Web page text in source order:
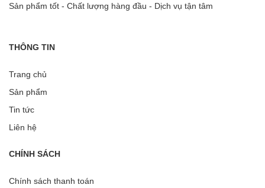
Sản phẩm tốt - Chất lượng hàng đầu - Dịch vụ tận tâm
THÔNG TIN
Trang chủ
Sản phẩm
Tin tức
Liên hệ
CHÍNH SÁCH
Chính sách thanh toán